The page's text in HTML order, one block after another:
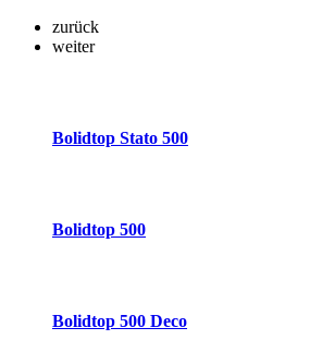
zurück
weiter
Bolidtop Stato 500
Bolidtop 500
Bolidtop 500 Deco